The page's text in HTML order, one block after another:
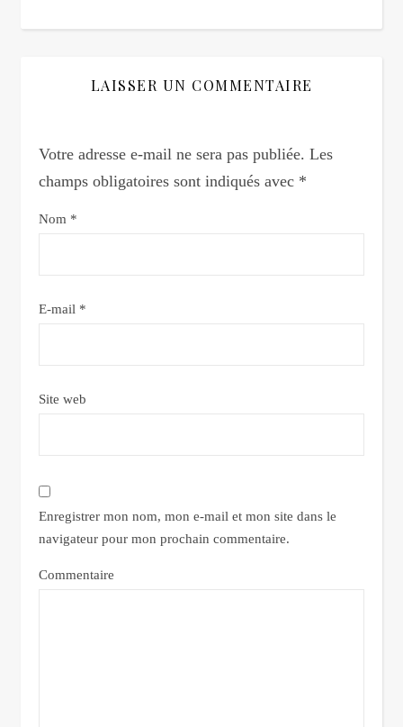
LAISSER UN COMMENTAIRE
Votre adresse e-mail ne sera pas publiée. Les
champs obligatoires sont indiqués avec *
Nom *
E-mail *
Site web
Enregistrer mon nom, mon e-mail et mon site dans le
navigateur pour mon prochain commentaire.
Commentaire